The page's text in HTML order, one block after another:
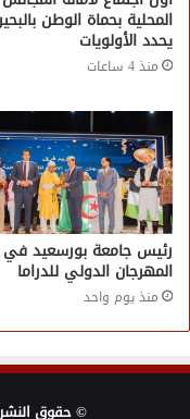
المحلية بحماة الوطن
يحدد الأولويات
منذ 4 ساعات
رئيس جامعة بورسعيد في
المهرجان الدولي للدراما
منذ يوم واحد
© حقوق النشر 2013 ، الحقوق